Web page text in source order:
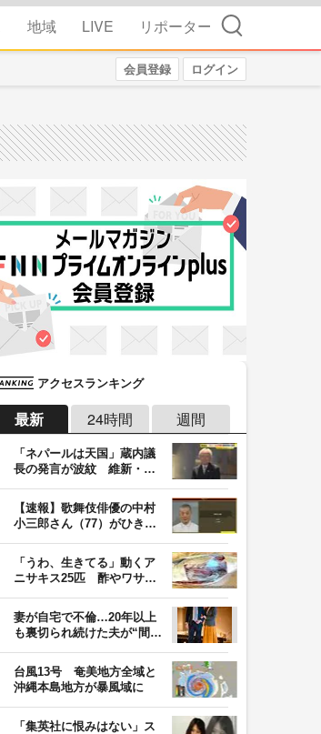
地域 LIVE リポーター 検索
会員登録 ログイン
アクセスランキング
最新 24時間 週間
「ネパールは天国」蔵内議
長の発言が波紋 維新・吉
【速報】歌舞伎俳優の中村
小三郎さん（77）がひき逃
「うわ、生きてる」動くア
ニサキス25匹 酢やワサビ
妻が自宅で不倫…20年以上
も裏切られ続けた夫が“間
台風13号 奄美地方全域と
沖縄本島地方が暴風域に
「集英社に恨みはない」ス